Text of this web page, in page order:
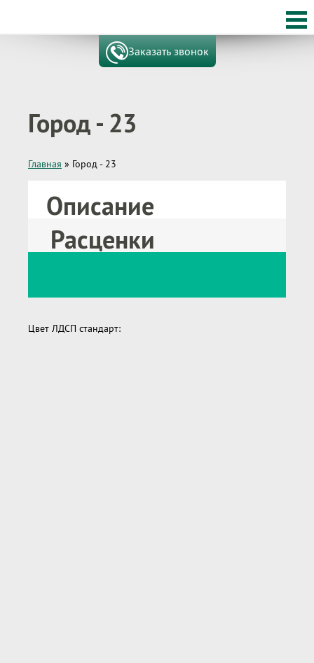
Заказать звонок
Город - 23
Главная » Город - 23
Описание
Расценки
Цвет ЛДСП стандарт: